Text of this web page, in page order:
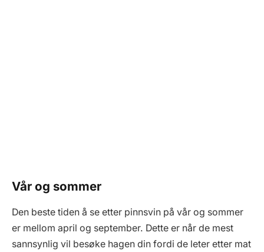
Vår og sommer
Den beste tiden å se etter pinnsvin på vår og sommer
er mellom april og september. Dette er når de mest
sannsynlig vil besøke hagen din fordi de leter etter mat